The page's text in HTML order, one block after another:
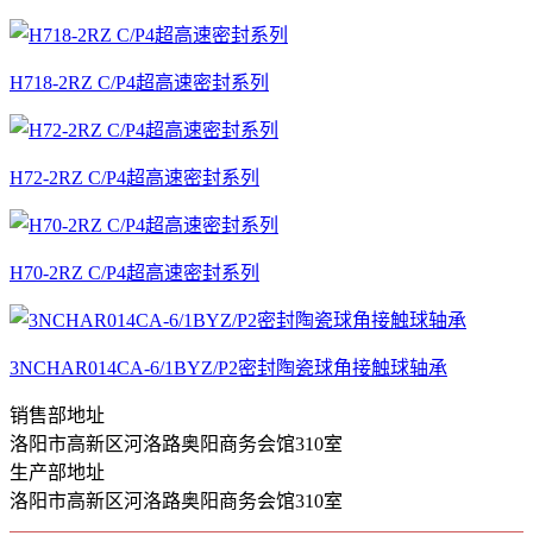
H718-2RZ C/P4超高速密封系列
H72-2RZ C/P4超高速密封系列
H70-2RZ C/P4超高速密封系列
3NCHAR014CA-6/1BYZ/P2密封陶瓷球角接触球轴承
销售部地址
洛阳市高新区河洛路奥阳商务会馆310室
生产部地址
洛阳市高新区河洛路奥阳商务会馆310室